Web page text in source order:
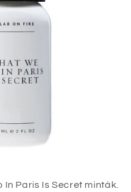
In Paris Is Secret minták.